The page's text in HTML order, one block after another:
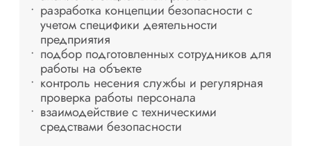
разработка концепции безопасности с
учетом специфики деятельности
предприятия
подбор подготовленных сотрудников для
работы на объекте
контроль несения службы и регулярная
проверка работы персонала
взаимодействие с техническими
средствами безопасности